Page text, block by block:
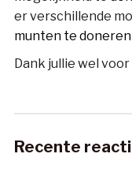
er verschillende
munten te
Dank jullie wel voor
Recente